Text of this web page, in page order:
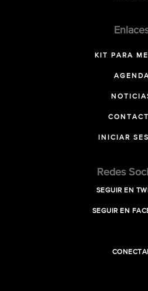
KIT PARA
INICIAR
Redes
SEGUIR EN
SEGUIR EN